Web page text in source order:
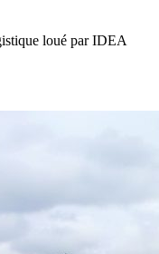
loué par IDEA